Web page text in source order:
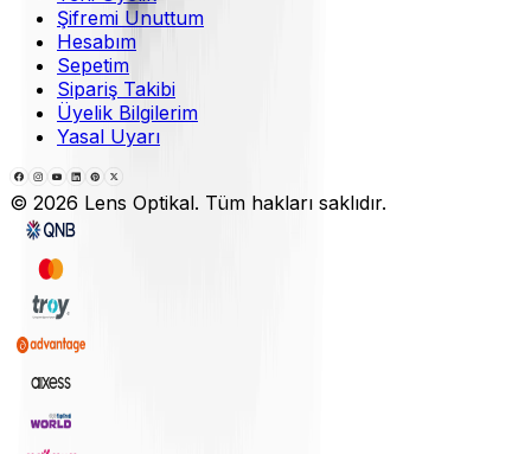
Şifremi Unuttum
Hesabım
Sepetim
Sipariş Takibi
Üyelik Bilgilerim
Yasal Uyarı
© 2026 Lens Optikal. Tüm hakları saklıdır.